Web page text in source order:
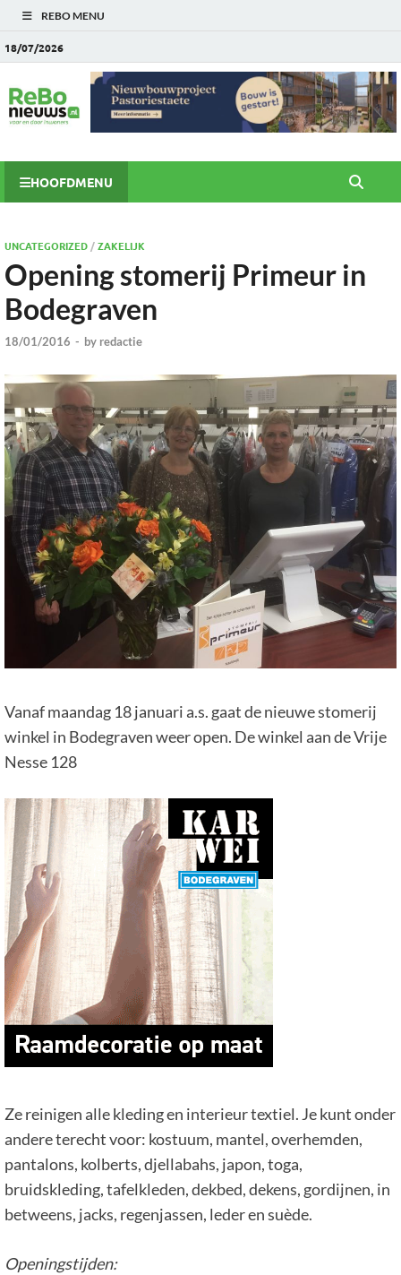
REBO MENU
18/07/2026
HOOFDMENU
UNCATEGORIZED/ZAKELIJK
Opening stomerij Primeur in
Bodegraven
18/01/2016 - by redactie
Vanaf maandag 18 januari a.s. gaat de nieuwe stomerij
winkel in Bodegraven weer open. De winkel aan de Vrije
Nesse 128
Ze reinigen alle kleding en interieur textiel. Je kunt onder
andere terecht voor: kostuum, mantel, overhemden,
pantalons, kolberts, djellabahs, japon, toga,
bruidskleding, tafelkleden, dekbed, dekens, gordijnen, in
betweens, jacks, regenjassen, leder en suède.
Openingstijden: